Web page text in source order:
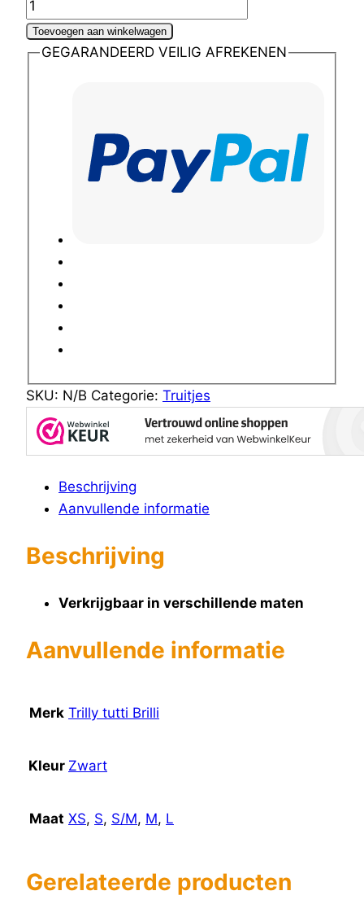
Toevoegen aan winkelwagen
GEGARANDEERD VEILIG AFREKENEN
SKU: N/B Categorie: Truitjes
Beschrijving
Aanvullende informatie
Beschrijving
Verkrijgbaar in verschillende maten
Aanvullende informatie
Merk Trilly tutti Brilli
Kleur Zwart
Maat XS, S, S/M, M, L
Gerelateerde producten